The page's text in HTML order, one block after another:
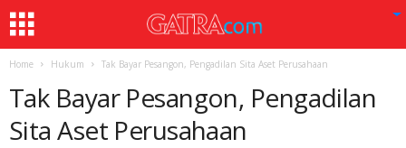
Home Hukum Tak Bayar Pesangon, Pengadilan Sita Aset Perusahaan
Tak Bayar Pesangon, Pengadilan
Sita Aset Perusahaan